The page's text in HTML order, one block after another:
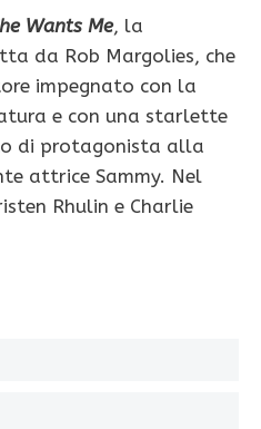
Wants Me, la
da Rob Margolies, che
impegnato con la
e con una starlette
di protagonista alla
attrice Sammy. Nel
Rhulin e Charlie